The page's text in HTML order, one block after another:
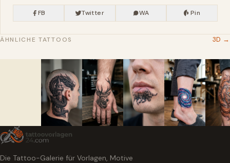
FB Twitter WA Pin
ÄHNLICHE TATTOOS 3D →
Die Tattoo-Galerie für Vorlagen, Motive